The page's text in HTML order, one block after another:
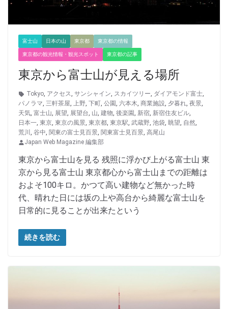
富士山 日本の山 東京都 東京都の情報
東京都の観光情報・観光スポット 東京都の記事
東京から富士山が見える場所
Tokyo, アクセス, サンシャイン, スカイツリー, ダイアモンド富士,
パノラマ, 三軒茶屋, 上野, 下町, 公園, 六本木, 商業施設, 夕暮れ, 夜景,
天気, 富士山, 展望, 展望台, 山, 建物, 後楽園, 新宿, 新宿住友ビル,
日本一, 東京, 東京の風景, 東京都, 東京駅, 武蔵野, 池袋, 眺望, 自然,
荒川 , 谷中, 関東の富士見百景, 関東富士見百景, 高尾山
Japan Web Magazine 編集部
東京から富士山を見る 残照に浮かび上がる富士山 東
京から見る富士山 東京都心から富士山までの距離は
およそ100キロ。かつて高い建物など無かった時
代、晴れた日には坂の上や高台から綺麗な富士山を
日常的に見ることが出来たという
続きを読む